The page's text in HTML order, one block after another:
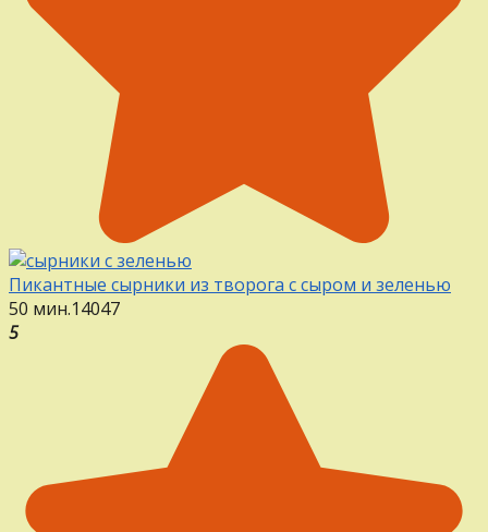
Пикантные сырники из творога с сыром и зеленью
50 мин.14047
5